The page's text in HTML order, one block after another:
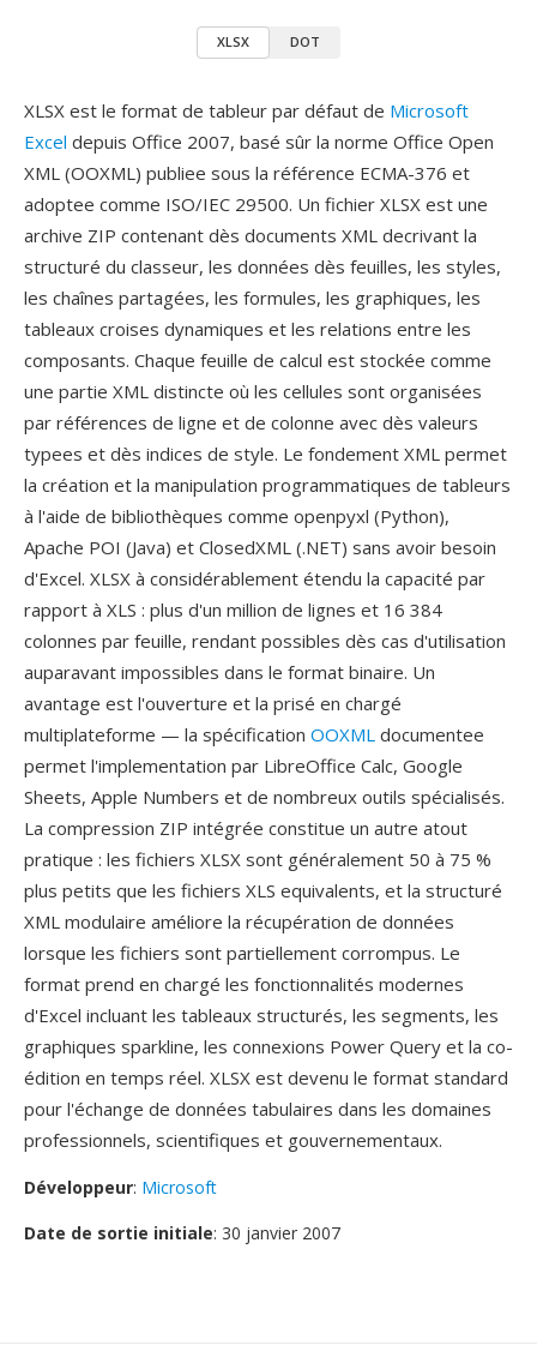
XLSX DOT
XLSX est le format de tableur par défaut de Microsoft
Excel depuis Office 2007, basé sûr la norme Office Open
XML (OOXML) publiee sous la référence ECMA-376 et
adoptee comme ISO/IEC 29500. Un fichier XLSX est une
archive ZIP contenant dès documents XML decrivant la
structuré du classeur, les données dès feuilles, les styles,
les chaînes partagées, les formules, les graphiques, les
tableaux croises dynamiques et les relations entre les
composants. Chaque feuille de calcul est stockée comme
une partie XML distincte où les cellules sont organisées
par références de ligne et de colonne avec dès valeurs
typees et dès indices de style. Le fondement XML permet
la création et la manipulation programmatiques de tableurs
à l'aide de bibliothèques comme openpyxl (Python),
Apache POI (Java) et ClosedXML (.NET) sans avoir besoin
d'Excel. XLSX à considérablement étendu la capacité par
rapport à XLS : plus d'un million de lignes et 16 384
colonnes par feuille, rendant possibles dès cas d'utilisation
auparavant impossibles dans le format binaire. Un
avantage est l'ouverture et la prisé en chargé
multiplateforme — la spécification OOXML documentee
permet l'implementation par LibreOffice Calc, Google
Sheets, Apple Numbers et de nombreux outils spécialisés.
La compression ZIP intégrée constitue un autre atout
pratique : les fichiers XLSX sont généralement 50 à 75 %
plus petits que les fichiers XLS equivalents, et la structuré
XML modulaire améliore la récupération de données
lorsque les fichiers sont partiellement corrompus. Le
format prend en chargé les fonctionnalités modernes
d'Excel incluant les tableaux structurés, les segments, les
graphiques sparkline, les connexions Power Query et la co-
édition en temps réel. XLSX est devenu le format standard
pour l'échange de données tabulaires dans les domaines
professionnels, scientifiques et gouvernementaux.
Développeur: Microsoft
Date de sortie initiale: 30 janvier 2007